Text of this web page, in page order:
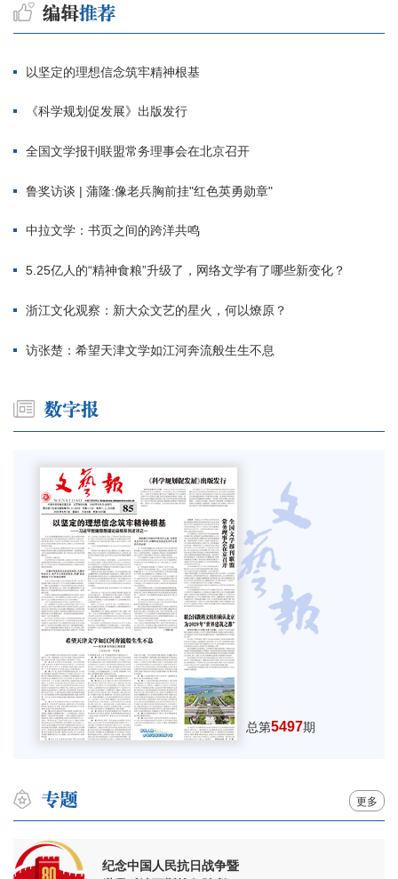
以坚定的理想信念筑牢精神根基
《科学规划促发展》出版发行
全国文学报刊联盟常务理事会在北京召开
鲁奖访谈 | 蒲隆:像老兵胸前挂"红色英勇勋章"
中拉文学：书页之间的跨洋共鸣
5.25亿人的“精神食粮”升级了，网络文学有了哪些新变化？
浙江文化观察：新大众文艺的星火，何以燎原？
访张楚：希望天津文学如江河奔流般生生不息
总第5497期
更多
纪念中国人民抗日战争暨